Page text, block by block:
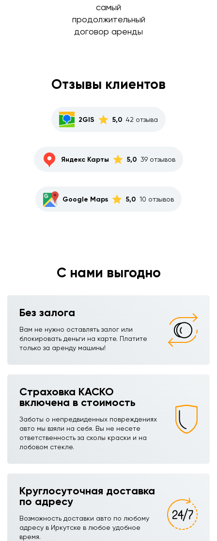
самый
продолжительный
договор аренды
Отзывы клиентов
2GIS 5,0 42 отзыва
Яндекс Карты 5,0 39 отзывов
Google Maps 5,0 10 отзывов
С нами выгодно
Без залога
Вам не нужно оставлять залог или
блокировать деньги на карте. Платите
только за аренду машины!
Страховка КАСКО
включена в стоимость
Заботы о непредвиденных повреждениях
авто мы взяли на себя. Вы не несете
ответственность за сколы краски и на
лобовом стекле.
Круглосуточная доставка
по адресу
Возможность доставки авто по любому
адресу в Иркутске в любое удобное
время.